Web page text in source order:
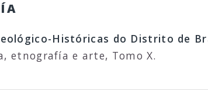
Históricas do Distrito de
etnografía e arte, Tomo X.